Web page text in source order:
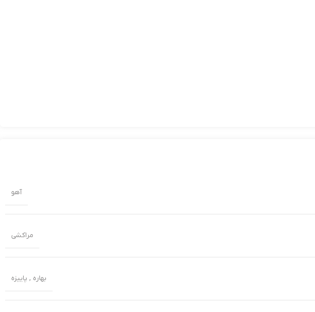
آهو
مراکشی
بهاره , پاییزه